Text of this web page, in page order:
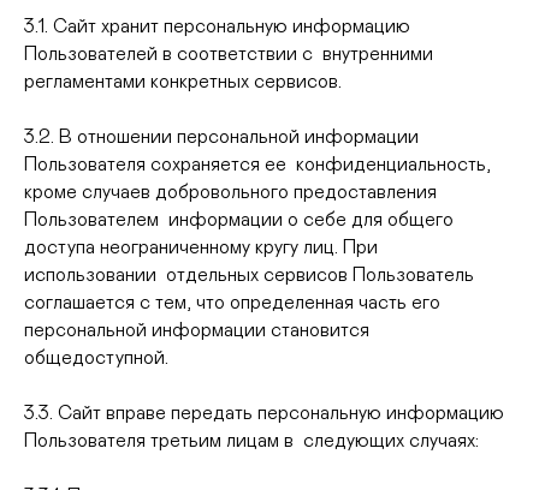
3.1. Сайт хранит персональную информацию
Пользователей в соответствии с внутренними
регламентами конкретных сервисов.
3.2. В отношении персональной информации
Пользователя сохраняется ее конфиденциальность,
кроме случаев добровольного предоставления
Пользователем информации о себе для общего
доступа неограниченному кругу лиц. При
использовании отдельных сервисов Пользователь
соглашается с тем, что определенная часть его
персональной информации становится
общедоступной.
3.3. Сайт вправе передать персональную информацию
Пользователя третьим лицам в следующих случаях: